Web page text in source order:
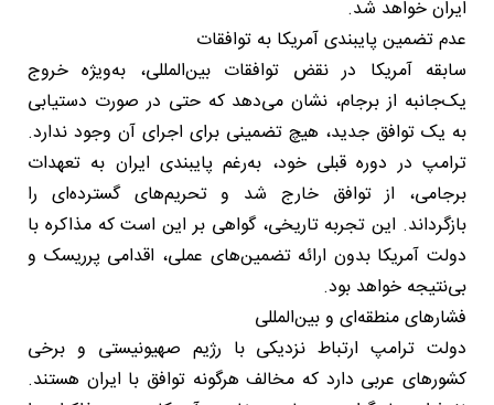
ایران خواهد شد.
عدم تضمین پایبندی آمریکا به توافقات
سابقه آمریکا در نقض توافقات بین‌المللی، به‌ویژه خروج
یک‌جانبه از برجام، نشان می‌دهد که حتی در صورت دستیابی
به یک توافق جدید، هیچ تضمینی برای اجرای آن وجود ندارد.
ترامپ در دوره قبلی خود، به‌رغم پایبندی ایران به تعهدات
برجامی، از توافق خارج شد و تحریم‌های گسترده‌ای را
بازگرداند. این تجربه تاریخی، گواهی بر این است که مذاکره با
دولت آمریکا بدون ارائه تضمین‌های عملی، اقدامی پرریسک و
بی‌نتیجه خواهد بود.
فشارهای منطقه‌ای و بین‌المللی
دولت ترامپ ارتباط نزدیکی با رژیم صهیونیستی و برخی
کشورهای عربی دارد که مخالف هرگونه توافق با ایران هستند.